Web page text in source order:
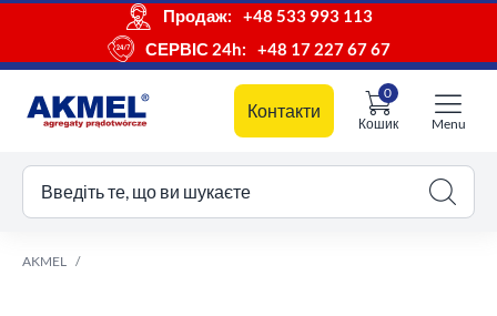
Продаж:
+48 533 993 113
СЕРВІС 24h:
+48 17 227 67 67
Контакти
Кошик
0
кошик
Menu
Введіть те, що ви шукаєте
AKMEL